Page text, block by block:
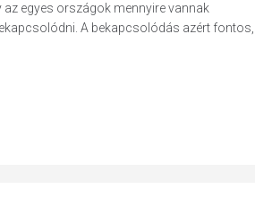
egyes országok mennyire vannak
A bekapcsolódás azért fontos,